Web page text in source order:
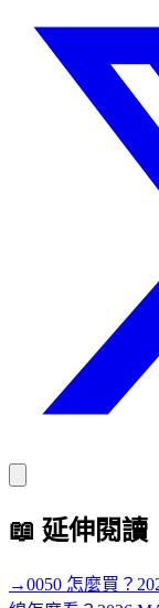
📖 延伸閱讀
→0050 怎麼買？